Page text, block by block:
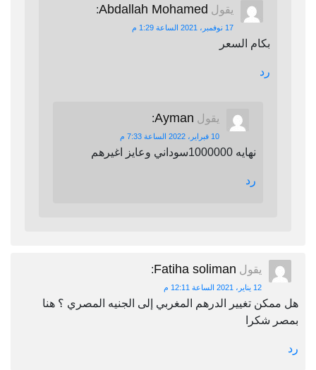
يقول Abdallah Mohamed
:
17 نوفمبر، 2021 الساعة 1:29 م
بكام السعر
رد
يقول Ayman
:
10 فبراير، 2022 الساعة 7:33 م
نهايه 1000000سوداني وعايز اغيرهم
رد
يقول Fatiha soliman
:
12 يناير، 2021 الساعة 12:11 م
هل ممكن تغيير الدرهم المغربي إلى الجنيه المصري ؟ هنا
بمصر شكرا
رد